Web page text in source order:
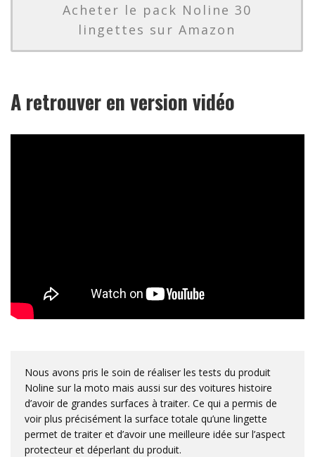
Acheter le pack Noline 30
lingettes sur Amazon
A retrouver en version vidéo
Nous avons pris le soin de réaliser les tests du produit
Noline sur la moto mais aussi sur des voitures histoire
d’avoir de grandes surfaces à traiter. Ce qui a permis de
voir plus précisément la surface totale qu’une lingette
permet de traiter et d’avoir une meilleure idée sur l’aspect
protecteur et déperlant du produit.